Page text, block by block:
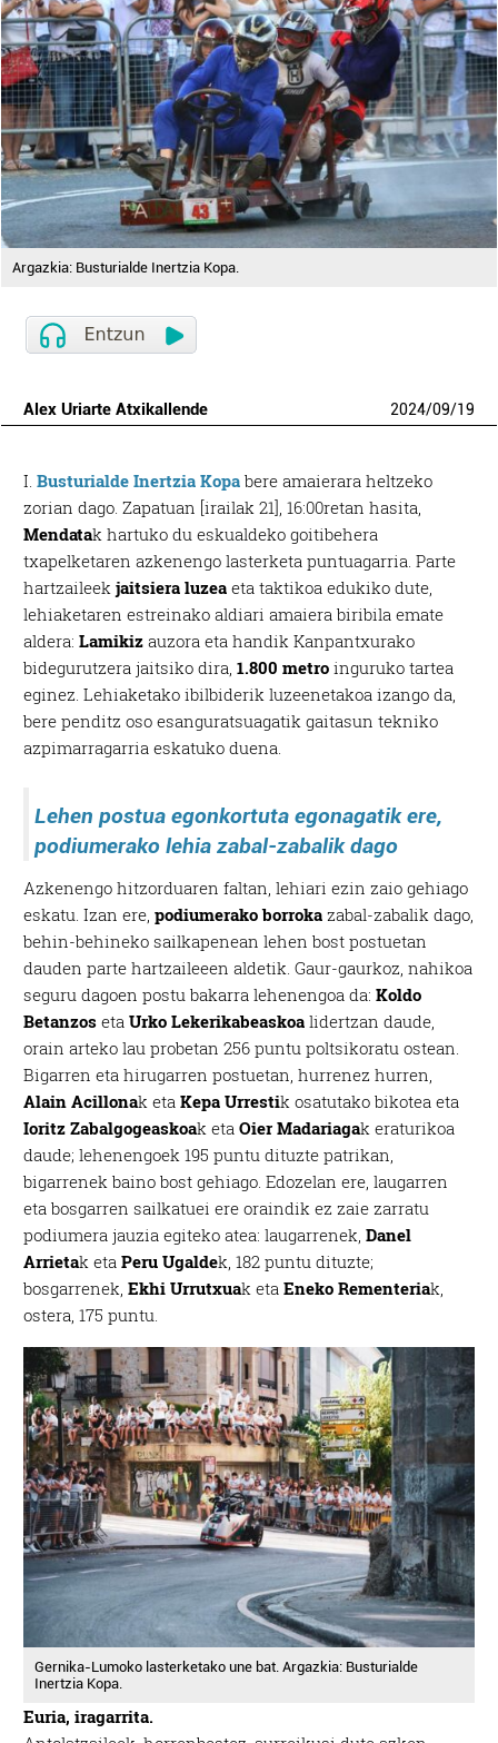
Argazkia: Busturialde Inertzia Kopa.
Alex Uriarte Atxikallende 2024/09/19
I.Busturialde Inertzia Kopa bere amaierara heltzeko
zorian dago. Zapatuan [irailak 21], 16:00retan hasita,
Mendatak hartuko du eskualdeko goitibehera
txapelketaren azkenengo lasterketa puntuagarria. Parte
hartzaileek jaitsiera luzeaeta taktikoa edukiko dute,
lehiaketaren estreinako aldiari amaiera biribila emate
aldera:Lamikiz auzora eta handik Kanpantxurako
bidegurutzera jaitsiko dira, 1.800 metro inguruko tartea
eginez. Lehiaketako ibilbiderik luzeenetakoa izango da,
bere penditz oso esanguratsuagatik gaitasun tekniko
azpimarragarria eskatuko duena.
Lehen postua egonkortuta egonagatik ere,
podiumerako lehia zabal-zabalik dago
Azkenengo hitzorduaren faltan, lehiari ezin zaio gehiago
eskatu. Izan ere,podiumerako borroka zabal-zabalik dago,
behin-behineko sailkapenean lehen bost postuetan
dauden parte hartzaileeen aldetik. Gaur-gaurkoz, nahikoa
seguru dagoen postu bakarra lehenengoa da:Koldo
Betanzos eta Urko Lekerikabeaskoa lidertzan daude,
orain arteko lau probetan 256 puntu poltsikoratu ostean.
Bigarren eta hirugarren postuetan, hurrenez hurren,
Alain Acillonak etaKepa Urrestik osatutako bikotea eta
Ioritz Zabalgogeaskoak eta Oier Madariagak eraturikoa
daude; lehenengoek 195 puntu dituzte patrikan,
bigarrenek baino bost gehiago. Edozelan ere, laugarren
eta bosgarren sailkatuei ere oraindik ez zaie zarratu
podiumera jauzia egiteko atea: laugarrenek, Danel
Arrietak etaPeru Ugaldek, 182 puntu dituzte;
bosgarrenek,Ekhi Urrutxuak etaEneko Rementeriak,
ostera, 175 puntu.
Gernika-Lumoko lasterketako une bat. Argazkia: Busturialde
Inertzia Kopa.
Euria, iragarrita.